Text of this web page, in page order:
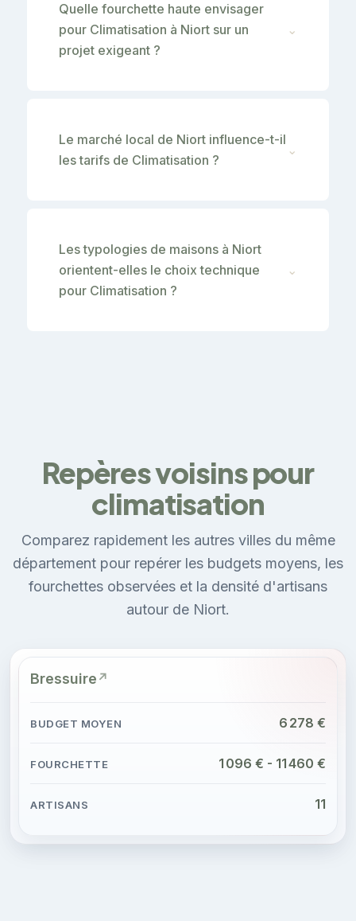
Quelle fourchette haute envisager
pour Climatisation à Niort sur un
projet exigeant ?
⌄
Le marché local de Niort influence-t-il
les tarifs de Climatisation ?
⌄
Les typologies de maisons à Niort
orientent-elles le choix technique
pour Climatisation ?
⌄
Repères voisins pour
climatisation
Comparez rapidement les autres villes du même
département pour repérer les budgets moyens, les
fourchettes observées et la densité d'artisans
autour de Niort.
Bressuire
6 278 €
1 096 € - 11 460 €
11